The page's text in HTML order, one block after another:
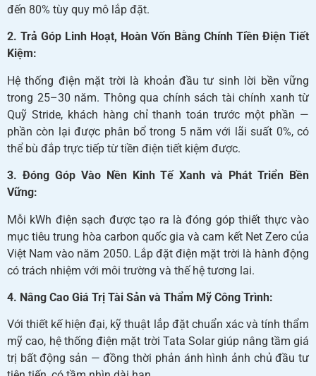
đến 80% tùy quy mô lắp đặt.
2. Trả Góp Linh Hoạt, Hoàn Vốn Bằng Chính Tiền Điện Tiết
Kiệm:
Hệ thống điện mặt trời là khoản đầu tư sinh lời bền vững
trong 25–30 năm. Thông qua chính sách tài chính xanh từ
Quỹ Stride, khách hàng chỉ thanh toán trước một phần —
phần còn lại được phân bổ trong 5 năm với lãi suất 0%, có
thể bù đắp trực tiếp từ tiền điện tiết kiệm được.
3. Đóng Góp Vào Nền Kinh Tế Xanh và Phát Triển Bền
Vững:
Mỗi kWh điện sạch được tạo ra là đóng góp thiết thực vào
mục tiêu trung hòa carbon quốc gia và cam kết Net Zero của
Việt Nam vào năm 2050. Lắp đặt điện mặt trời là hành động
có trách nhiệm với môi trường và thế hệ tương lai.
4. Nâng Cao Giá Trị Tài Sản và Thẩm Mỹ Công Trình:
Với thiết kế hiện đại, kỹ thuật lắp đặt chuẩn xác và tính thẩm
mỹ cao, hệ thống điện mặt trời Tata Solar giúp nâng tầm giá
trị bất động sản — đồng thời phản ánh hình ảnh chủ đầu tư